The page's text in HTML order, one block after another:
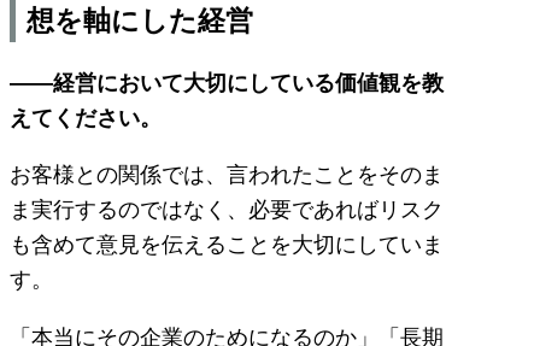
想を軸にした経営
――経営において大切にしている価値観を教
えてください。
お客様との関係では、言われたことをそのま
ま実行するのではなく、必要であればリスク
も含めて意見を伝えることを大切にしていま
す。
「本当にその企業のためになるのか」「長期